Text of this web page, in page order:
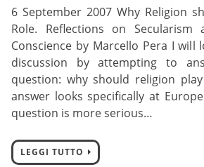
6 September 2007 Why Religion
Role. Reflections on Secularism
Conscience by Marcello Pera I will
discussion by attempting to
question: why should religion
answer looks specifically at
question is more serious…
LEGGI TUTTO